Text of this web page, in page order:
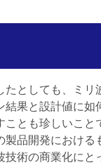
としても、ミ
果と設計値に
とも珍しいこ
品開発におけ
術の商業化にと